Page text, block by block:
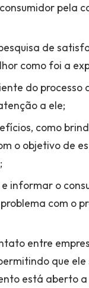
pela
de
como foi a
do processo
a ele;
como
o objetivo de
informar o
com o
entre
que
está aberto a